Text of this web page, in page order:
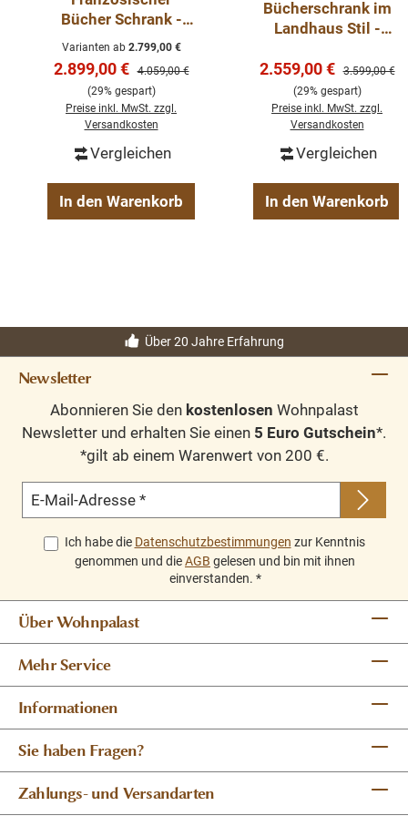
Bücher Schrank -
Landhaus Schrank
mintgrün
Varianten ab2.799,00 €
Verkaufspreis:
2.899,00 € Regulärer Preis:
4.059,00 €
(29% gespart)
Preise inkl. MwSt. zzgl.
Versandkosten
Vergleichen
In den Warenkorb
Bücherschrank im
Landhaus Stil -
Bücherwand
Bücherregal
Verkaufspreis:
2.559,00 € Regulärer
3.599,00 €
(29% gespart)
Preise inkl. MwSt. zzgl.
Versandkosten
Vergleichen
In den Warenkorb
Über 20 Jahre Erfahrung
Newsletter
Abonnieren Sie den kostenlosen Wohnpalast
Newsletter und erhalten Sie einen 5 Euro Gutschein*.
*gilt ab einem Warenwert von 200 €.
E-Mail-Adresse *
Ich habe die Datenschutzbestimmungen zur Kenntnis
genommen und dieAGB gelesen und bin mit ihnen
einverstanden. *
Über Wohnpalast
Mehr Service
Informationen
Sie haben Fragen?
Zahlungs- und Versandarten